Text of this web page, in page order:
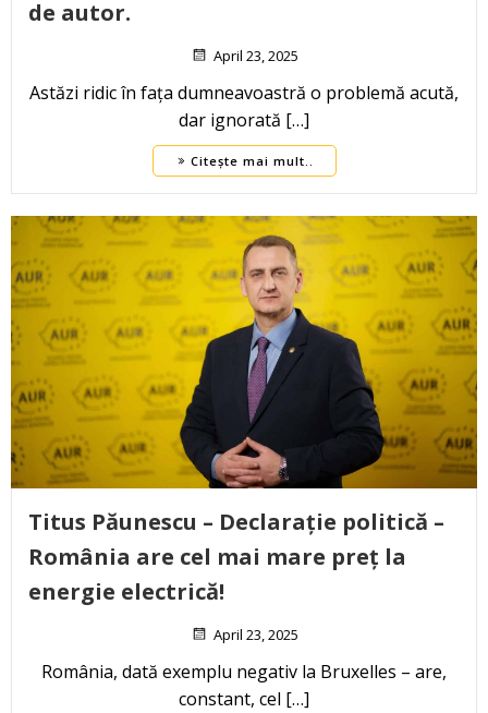
de autor.
April 23, 2025
Astăzi ridic în fața dumneavoastră o problemă acută,
dar ignorată […]
Citește mai mult..
Titus Păunescu – Declarație politică –
România are cel mai mare preț la
energie electrică!
April 23, 2025
România, dată exemplu negativ la Bruxelles – are,
constant, cel […]